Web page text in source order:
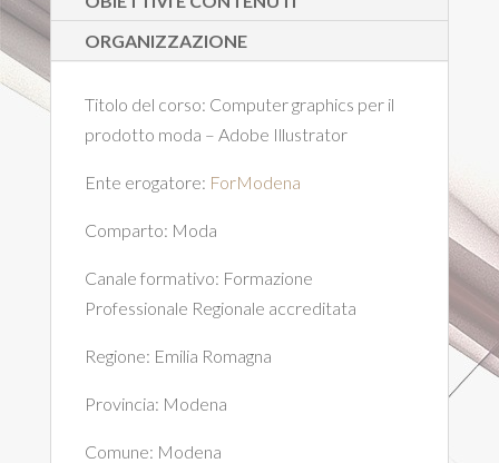
ORGANIZZAZIONE
Titolo del corso: Computer graphics per il
prodotto moda – Adobe Illustrator
Ente erogatore: ForModena
Comparto: Moda
Canale formativo: Formazione
Professionale Regionale accreditata
Regione: Emilia Romagna
Provincia: Modena
Comune: Modena